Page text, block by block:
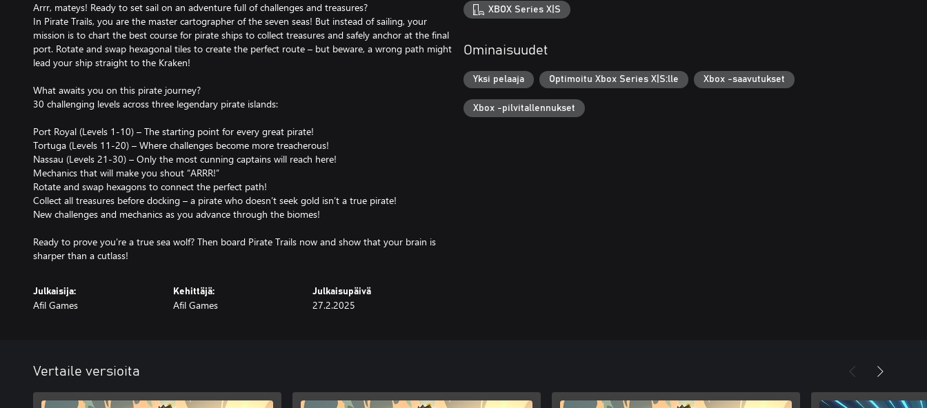
Arrr, mateys! Ready to set sail on an adventure full of challenges and treasures?
In Pirate Trails, you are the master cartographer of the seven seas! But instead of sailing, your
mission is to chart the best course for pirate ships to collect treasures and safely anchor at the final
port. Rotate and swap hexagonal tiles to create the perfect route – but beware, a wrong path might
lead your ship straight to the Kraken!
What awaits you on this pirate journey?
30 challenging levels across three legendary pirate islands:
Port Royal (Levels 1-10) – The starting point for every great pirate!
Tortuga (Levels 11-20) – Where challenges become more treacherous!
Nassau (Levels 21-30) – Only the most cunning captains will reach here!
Mechanics that will make you shout “ARRR!”
Rotate and swap hexagons to connect the perfect path!
Collect all treasures before docking – a pirate who doesn’t seek gold isn’t a true pirate!
New challenges and mechanics as you advance through the biomes!
Ready to prove you’re a true sea wolf? Then board Pirate Trails now and show that your brain is
sharper than a cutlass!
Julkaisija:
Afil Games
Kehittäjä:
Afil Games
Julkaisupäivä
27.2.2025
XBOX Series X|S
Ominaisuudet
Yksi pelaaja Optimoitu Xbox Series X|S:lle Xbox -saavutukset
Xbox -pilvitallennukset
Vertaile versioita